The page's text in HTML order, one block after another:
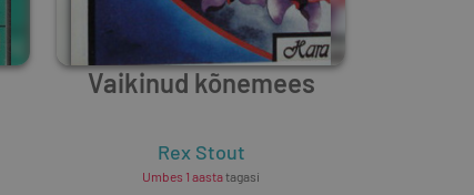
Vaikinud kõnemees
Rex Stout
Umbes 1 aastatagasi